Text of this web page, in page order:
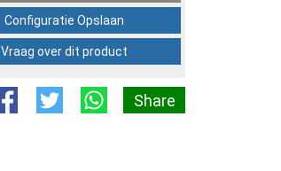
Configuratie Opslaan
Vraag over dit product
Share